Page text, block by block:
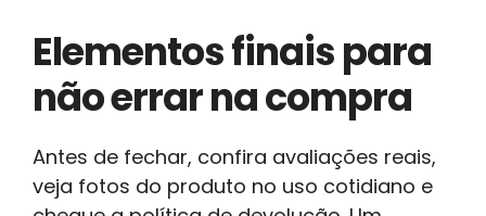
Elementos finais para
não errar na compra
Antes de fechar, confira avaliações reais,
veja fotos do produto no uso cotidiano e